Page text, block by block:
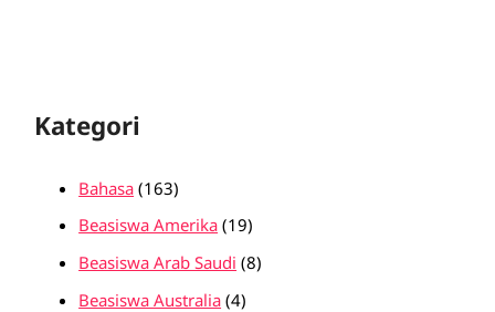
Kategori
Bahasa (163)
Beasiswa Amerika (19)
Beasiswa Arab Saudi (8)
Beasiswa Australia (4)